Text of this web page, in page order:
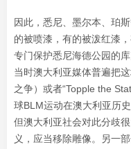
因此，悉尼、墨尔本、珀
的被喷漆，有的被泼红漆
专门保护悉尼海德公园的库
当时澳大利亚媒体普遍把
之争）或者“Topple the
球BLM运动在澳大利亚历
但澳大利亚社会对此分歧
义，应当移除雕像。另一